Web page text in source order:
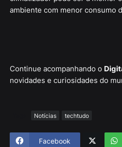
ambiente com menor consumo
Continue acompanhando o
novidades e curiosidades do
Notícias techtudo
Facebook